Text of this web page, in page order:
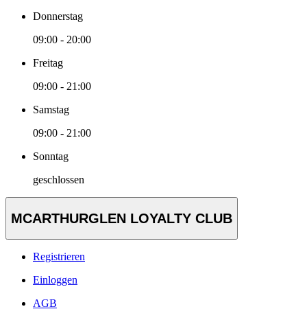
Donnerstag
09:00 - 20:00
Freitag
09:00 - 21:00
Samstag
09:00 - 21:00
Sonntag
geschlossen
MCARTHURGLEN LOYALTY CLUB
Registrieren
Einloggen
AGB